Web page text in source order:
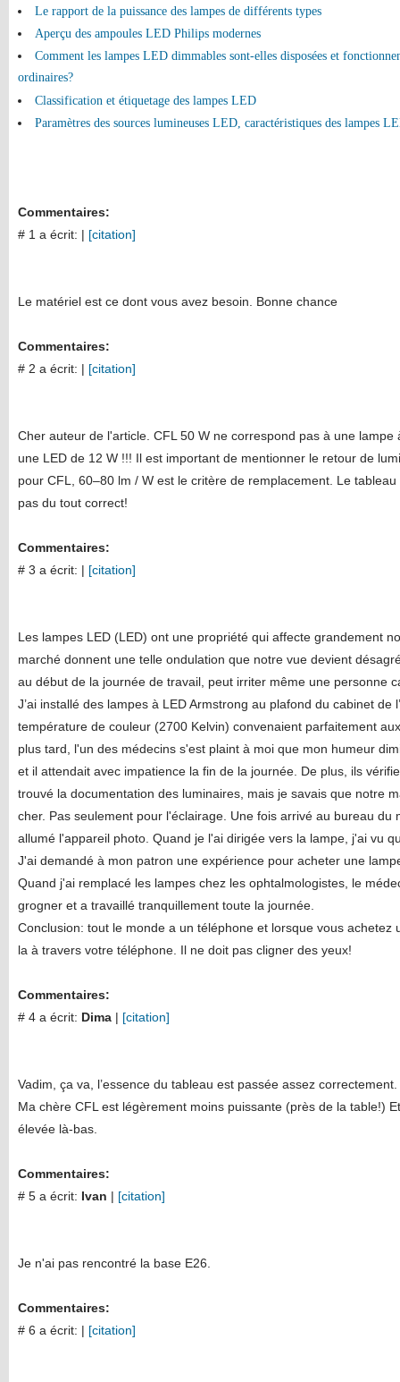
Le rapport de la puissance des lampes de différents types
Aperçu des ampoules LED Philips modernes
Comment les lampes LED dimmables sont-elles disposées et
ordinaires?
Classification et étiquetage des lampes LED
Paramètres des sources lumineuses LED, caractéristiques des lampes
Commentaires:
# 1 a écrit: | [citation]
Le matériel est ce dont vous avez besoin. Bonne chance
Commentaires:
# 2 a écrit: | [citation]
Cher auteur de l'article. CFL 50 W ne correspond pas à une lampe
une LED de 12 W !!! Il est important de mentionner le retour de
pour CFL, 60–80 lm / W est le critère de remplacement. Le
pas du tout correct!
Commentaires:
# 3 a écrit: | [citation]
Les lampes LED (LED) ont une propriété qui affecte grandement
marché donnent une telle ondulation que notre vue devient
au début de la journée de travail, peut irriter même une personne
J’ai installé des lampes à LED Armstrong au plafond du cabinet de
température de couleur (2700 Kelvin) convenaient parfaitement
plus tard, l'un des médecins s'est plaint à moi que mon humeur
et il attendait avec impatience la fin de la journée. De plus, ils
trouvé la documentation des luminaires, mais je savais que notre
cher. Pas seulement pour l'éclairage. Une fois arrivé au bureau du
allumé l'appareil photo. Quand je l'ai dirigée vers la lampe, j'ai vu
J'ai demandé à mon patron une expérience pour acheter une
Quand j'ai remplacé les lampes chez les ophtalmologistes, le
grogner et a travaillé tranquillement toute la journée.
Conclusion: tout le monde a un téléphone et lorsque vous achetez
la à travers votre téléphone. Il ne doit pas cligner des yeux!
Commentaires:
# 4 a écrit: Dima | [citation]
Vadim, ça va, l’essence du tableau est passée assez correctement.
Ma chère CFL est légèrement moins puissante (près de la table!)
élevée là-bas.
Commentaires:
# 5 a écrit: Ivan | [citation]
Je n'ai pas rencontré la base E26.
Commentaires:
# 6 a écrit: | [citation]